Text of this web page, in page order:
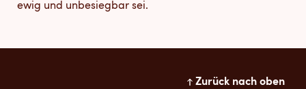
ewig und unbesiegbar sei.
Zurück nach oben